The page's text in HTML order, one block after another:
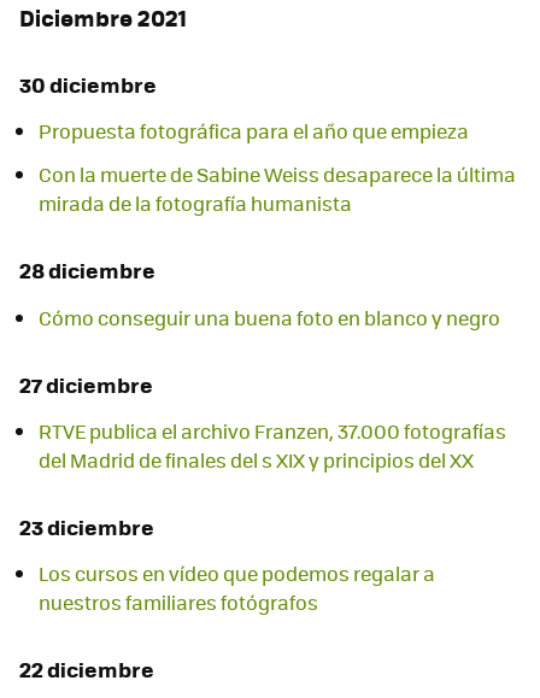
Diciembre 2021
30 diciembre
Propuesta fotográfica para el año que empieza
Con la muerte de Sabine Weiss desaparece la última
mirada de la fotografía humanista
28 diciembre
Cómo conseguir una buena foto en blanco y negro
27 diciembre
RTVE publica el archivo Franzen, 37.000 fotografías
del Madrid de finales del s XIX y principios del XX
23 diciembre
Los cursos en vídeo que podemos regalar a
nuestros familiares fotógrafos
22 diciembre